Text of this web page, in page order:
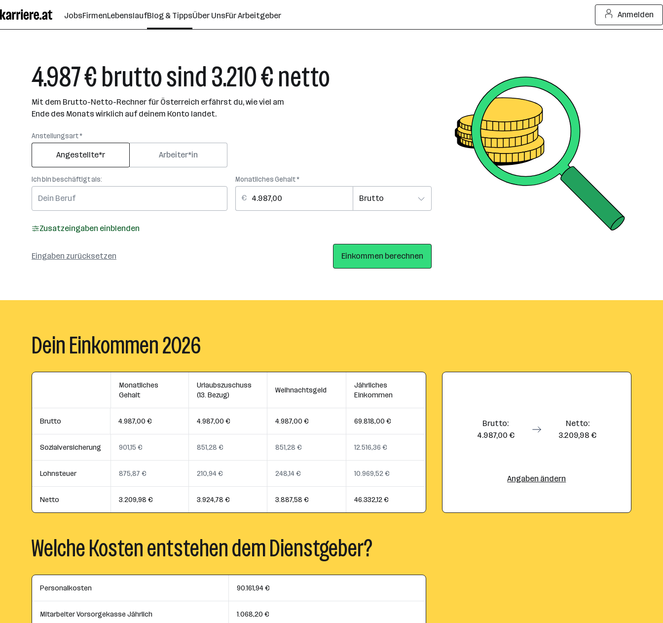
Seiteninhalt
springen
JobsFirmenLebenslaufBlog & TippsÜber UnsFür Arbeitgeber Anmelden
4.987 € brutto sind 3.210 € netto
Mit dem Brutto-Netto-Rechner für Österreich erfährst du, wie viel am
Ende des Monats wirklich auf deinem Konto landet.
Anstellungsart *
Angestellte*r Arbeiter*in
Ich bin beschäftigt als: Monatliches Gehalt *
Zusatzeingaben einblenden
Eingaben zurücksetzen Einkommen berechnen
Dein Einkommen 2026
Monatliches
Gehalt
Urlaubszuschuss
(13. Bezug)
Weihnachtsgeld
Jährliches
Einkommen
Brutto 4.987,00 € 4.987,00 € 4.987,00 € 69.818,00 €
Sozialversicherung 901,15 € 851,28 € 851,28 € 12.516,36 €
Lohnsteuer 875,87 € 210,94 € 248,14 € 10.969,52 €
Netto 3.209,98 € 3.924,78 € 3.887,58 € 46.332,12 €
Brutto:
4.987,00 €
Netto:
3.209,98 €
Angaben ändern
Welche Kosten entstehen dem Dienstgeber?
Personalkosten 90.161,94 €
Mitarbeiter Vorsorgekasse Jährlich 1.068,20 €